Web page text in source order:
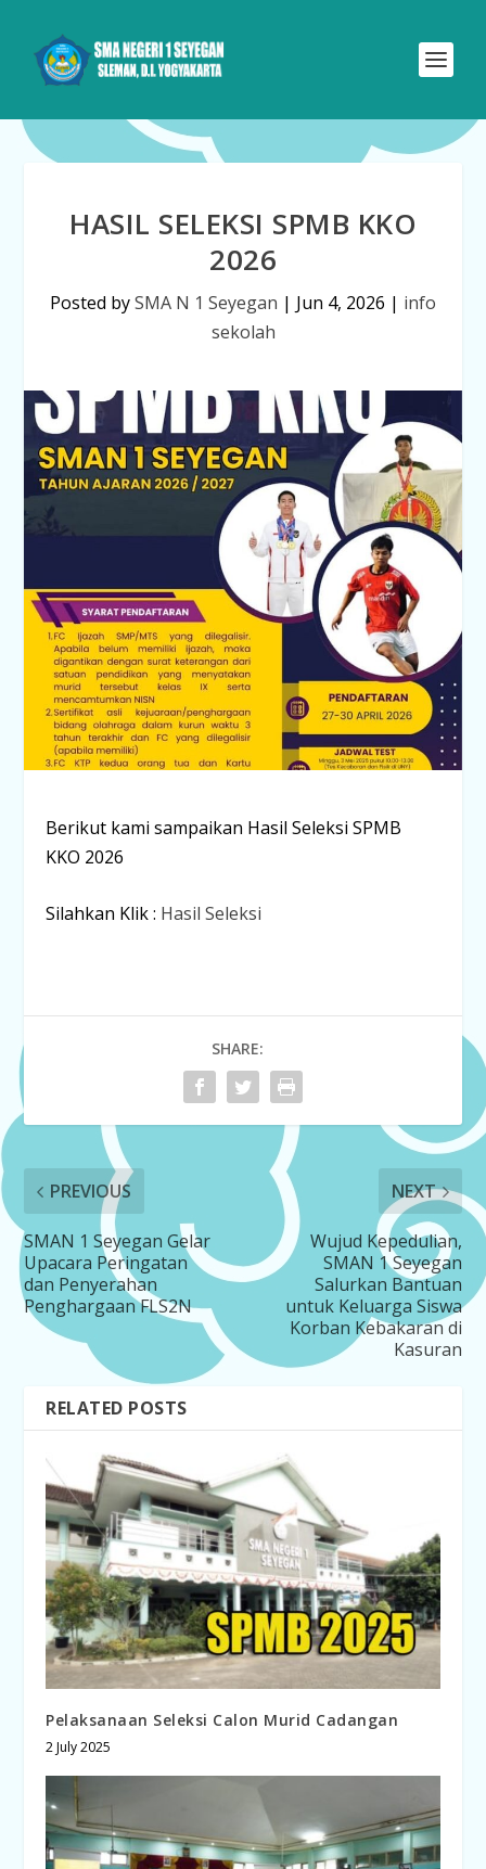
HASIL SELEKSI SPMB KKO
2026
Posted bySMA N 1 Seyegan | Jun 4, 2026 | info
sekolah
Berikut kami sampaikan Hasil Seleksi SPMB
KKO 2026
Silahkan Klik : Hasil Seleksi
SHARE:
PREVIOUS
SMAN 1 Seyegan Gelar
Upacara Peringatan
dan Penyerahan
Penghargaan FLS2N
NEXT
Wujud Kepedulian,
SMAN 1 Seyegan
Salurkan Bantuan
untuk Keluarga Siswa
Korban Kebakaran di
Kasuran
RELATED POSTS
Pelaksanaan Seleksi Calon Murid Cadangan
2 July 2025